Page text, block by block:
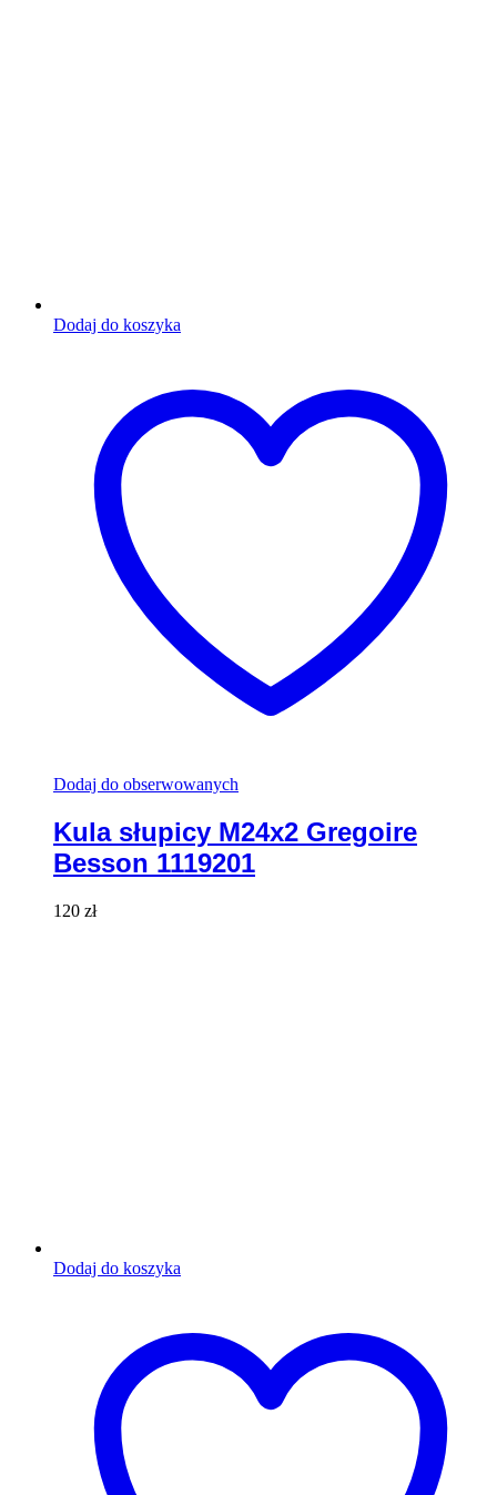
Dodaj do koszyka
Dodaj do obserwowanych
Kula słupicy M24x2 Gregoire
Besson 1119201
120 zł
Dodaj do koszyka